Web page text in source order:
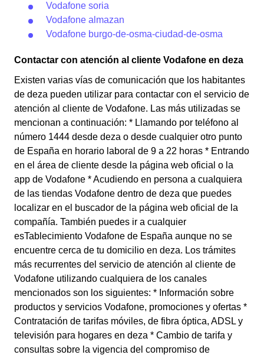
Vodafone soria
Vodafone almazan
Vodafone burgo-de-osma-ciudad-de-osma
Contactar con atención al cliente Vodafone en deza
Existen varias vías de comunicación que los habitantes
de deza pueden utilizar para contactar con el servicio de
atención al cliente de Vodafone. Las más utilizadas se
mencionan a continuación: * Llamando por teléfono al
número 1444 desde deza o desde cualquier otro punto
de España en horario laboral de 9 a 22 horas * Entrando
en el área de cliente desde la página web oficial o la
app de Vodafone * Acudiendo en persona a cualquiera
de las tiendas Vodafone dentro de deza que puedes
localizar en el buscador de la página web oficial de la
compañía. También puedes ir a cualquier
esTablecimiento Vodafone de España aunque no se
encuentre cerca de tu domicilio en deza. Los trámites
más recurrentes del servicio de atención al cliente de
Vodafone utilizando cualquiera de los canales
mencionados son los siguientes: * Información sobre
productos y servicios Vodafone, promociones y ofertas *
Contratación de tarifas móviles, de fibra óptica, ADSL y
televisión para hogares en deza * Cambio de tarifa y
consultas sobre la vigencia del compromiso de